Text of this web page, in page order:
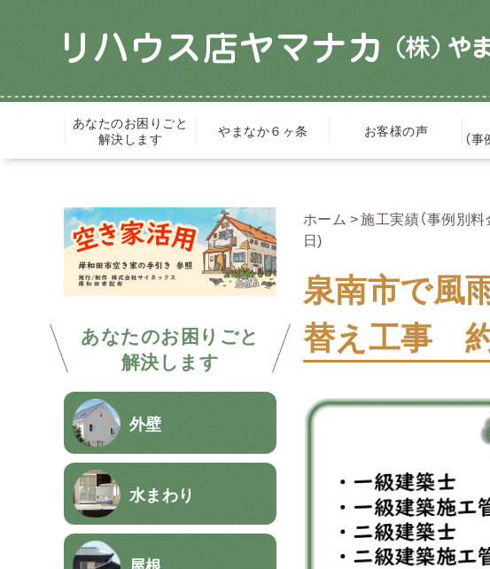
あなたのお困りごと
解決します
やまなか６ヶ条 お客様の声
（
あなたのお困りごと
解決します
外壁
水まわり
ホーム 施工実績（事例別料
日)
泉南市で風
替え工事